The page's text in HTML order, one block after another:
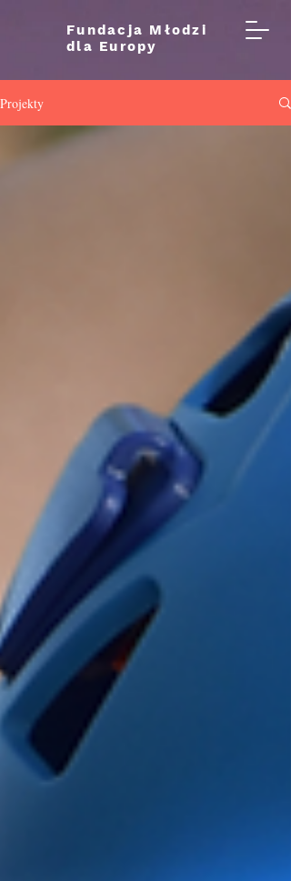
Fundacja Młodzi
dla Europy
Projekty